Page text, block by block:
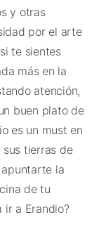
y otras
por el arte
te sientes
más en la
atención,
buen plato de
es un must en
tierras de
la
de tu
ir a Erandio?